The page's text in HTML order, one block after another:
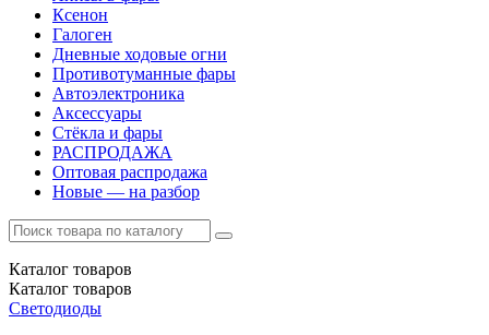
Ксенон
Галоген
Дневные ходовые огни
Противотуманные фары
Автоэлектроника
Аксессуары
Стёкла и фары
РАСПРОДАЖА
Оптовая распродажа
Новые — на разбор
Каталог товаров
Каталог товаров
Светодиоды